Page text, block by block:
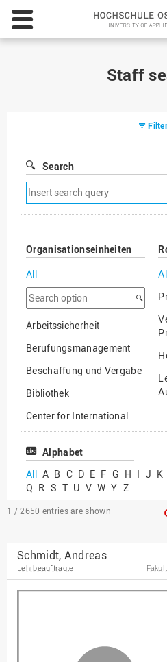
Staff
Search
Remove
search
filter
Organisationseinheiten
All
Search
option
Arbeitssicherheit
Berufungsmanagement
Beschaffung und Vergabe
Bibliothek
Center for International
Mobility
Center for International
Chancengerechtigkeit
eLearning Competence
EU-Büro
Fakultät
Agrarwissenschaften und
und Informatik
Alphabet
All A B C D E F G H I J K
Q R S T U V W Y Z
1 / 2650 entries are shown
Schmidt, Andreas
Lehrbeauftragte